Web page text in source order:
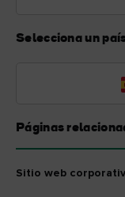
Selecciona un
Páginas
Sitio web